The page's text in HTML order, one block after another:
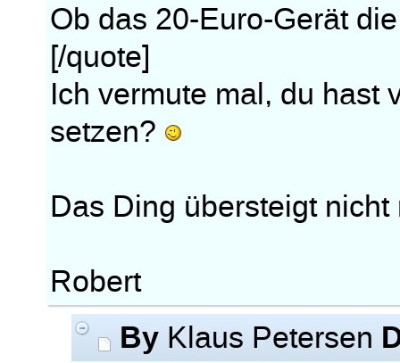
Ob das 20-Euro-Gerät
[/quote]
Ich vermute mal, du hast
setzen?
Das Ding übersteigt
Robert
By Klaus Petersen